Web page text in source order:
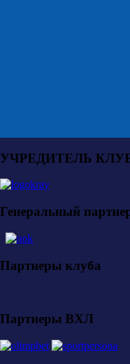
УЧРЕДИТЕЛЬ
Генеральный
Партнеры клуба
Партнеры ВХЛ